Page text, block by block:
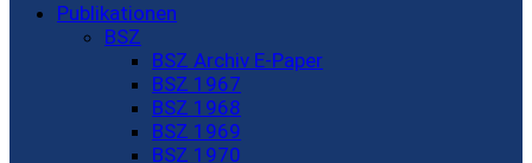
Publikationen
BSZ
BSZ Archiv E-Paper
BSZ 1967
BSZ 1968
BSZ 1969
BSZ 1970